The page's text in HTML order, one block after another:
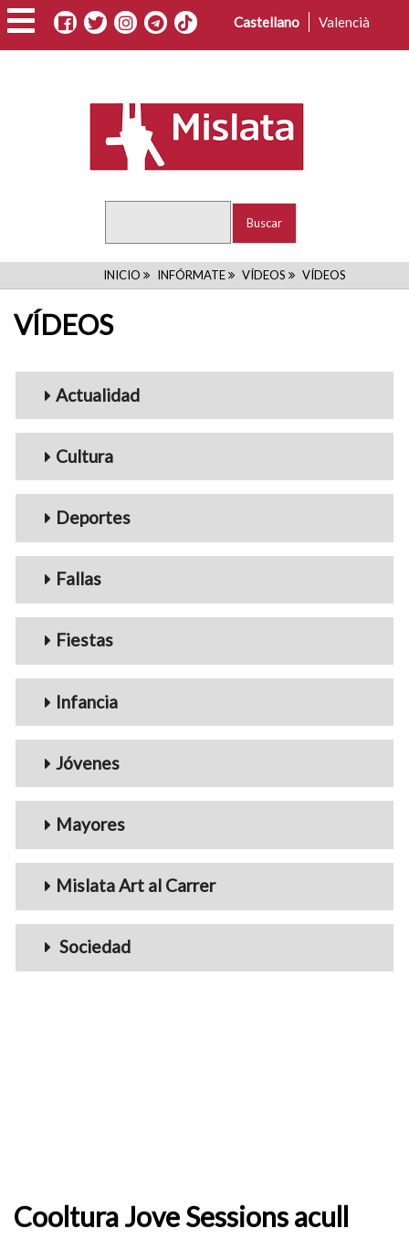
Pasar
al
contenido
Castellano Valencià
RUTA
INICIO INFÓRMATE VÍDEOS VÍDEOS
VÍDEOS
Menu_Videos
Actualidad
Cultura
Deportes
Fallas
Fiestas
Infancia
Jóvenes
Mayores
Mislata Art al Carrer
Sociedad
Cooltura Jove Sessions acull